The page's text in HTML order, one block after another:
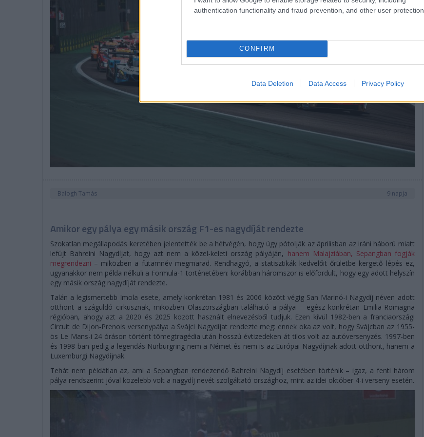
authentication functionality and fraud prevention, and other user protection.
CONFIRM
Data Deletion Data Access Privacy Policy
Balogh Tamás 9 napja
Amikor egy pálya egy másik ország F1-es nagydíját rendezte
Szokatlan megállapodás keretében jelentették be a hétvégén, hogy úgy pótolják az áprilisban az iráni háború miatt
lefújt Bahreini Nagydíjat, hogy azt nem a közel-keleti ország pályáján, hanem Malajziában, Sepangban fogják
megrendezni – miközben a futamnév megmarad. Rendhagyó, a statisztikák kedvelőit őrületbe kergető lépés ez,
ugyanakkor nem példa nélküli a Formula-1 történetében: korábban háromszor is előfordult, hogy egy adott helyszín
egy másik ország nagydíját rendezte.
Talán a legismertebb Imola esete, amely konkrétan 1981 és 2006 között végig San Marinó-i Nagydíj néven adott
otthont a száguldó cirkusznak, miközben Olaszországban található a pálya – egész konkrétan Emilia-Romagna
régióban, ahogy azt a 2020 és 2025 között használt elnevezésből tudjuk. Ezen kívül 1982-ben a franciaországi
Circuit de Dijon-Prenois versenypálya a Svájci Nagydíjat rendezte meg: ennek oka az volt, hogy Svájcban az 1955-
ös Le Mans-i 24 óráson történt tömegtragédia után hosszú évtizedeken át tilos volt az autóversenyzés. 1997-ben
és 1998-ban pedig a legendás Nürburgring nem a Német és nem is az Európai Nagydíjnak adott otthont, hanem a
Luxemburgi Nagydíjnak.
Tehát nem példátlan az, ami a Sepangban rendezendő Bahreini Nagydíj esetében történik – igaz, a fenti három
pálya rendszerint jóval közelebb volt a nagydíj nevét szolgáltató országhoz, mint az idei október 4-i verseny esetén.